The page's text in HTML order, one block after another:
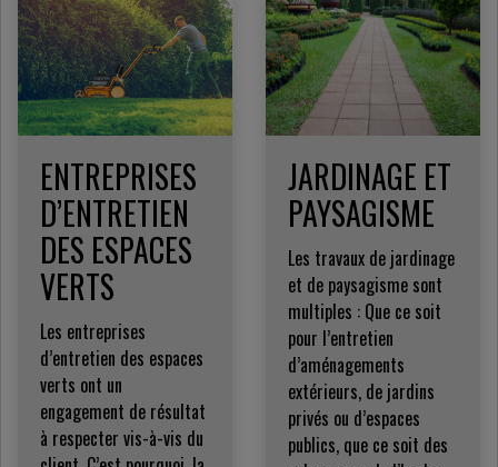
ENTREPRISES
D’ENTRETIEN
DES ESPACES
VERTS
Les entreprises
d’entretien des espaces
verts ont un
engagement de résultat
à respecter vis-à-vis du
JARDINAGE ET
PAYSAGISME
Les travaux de jardinage
et de paysagisme sont
multiples : Que ce soit
pour l’entretien
d’aménagements
extérieurs, de jardins
privés ou d’espaces
publics, que ce soit des